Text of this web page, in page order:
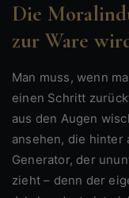
Die
zur Ware
Man muss, wenn man das alles wirklich verstehen will,
einen Schritt
aus den Augen
ansehen, die hinter
Generator, der
zieht – denn der